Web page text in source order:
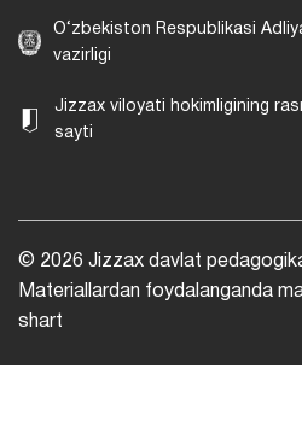
O‘zbekiston Respublikasi
vazirligi
Jizzax viloyati hokimligining
sayti
© 2026 Jizzax davlat
Materiallardan foydalanganda
shart